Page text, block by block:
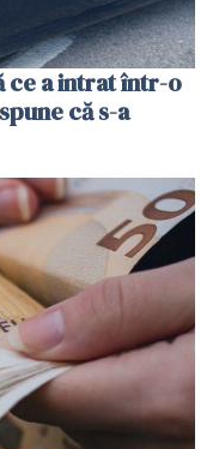
ce a intrat într-o
că s-a